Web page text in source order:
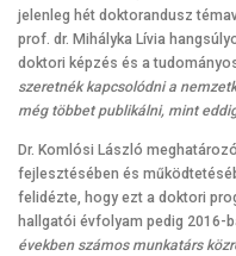
jelenleg hét doktorandusz
prof. dr. Mihályka Lívia
doktori képzés és a
szeretnék kapcsolódni a
még többet publikálni, mint
Dr. Komlósi László
fejlesztésében és
felidézte, hogy ezt a doktori
hallgatói évfolyam pedig 2016-
években számos munkatárs